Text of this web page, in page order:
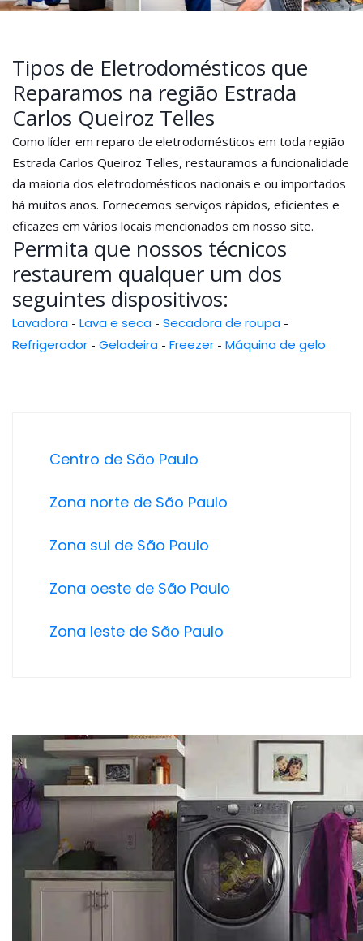
Tipos de Eletrodomésticos que
Reparamos na região Estrada
Carlos Queiroz Telles
Como líder em reparo de eletrodomésticos em toda região
Estrada Carlos Queiroz Telles, restauramos a funcionalidade
da maioria dos eletrodomésticos nacionais e ou importados
há muitos anos. Fornecemos serviços rápidos, eficientes e
eficazes em vários locais mencionados em nosso site.
Permita que nossos técnicos
restaurem qualquer um dos
seguintes dispositivos:
Lavadora - Lava e seca - Secadora de roupa -
Refrigerador - Geladeira - Freezer - Máquina de gelo
Centro de São Paulo
Zona norte de São Paulo
Zona sul de São Paulo
Zona oeste de São Paulo
Zona leste de São Paulo